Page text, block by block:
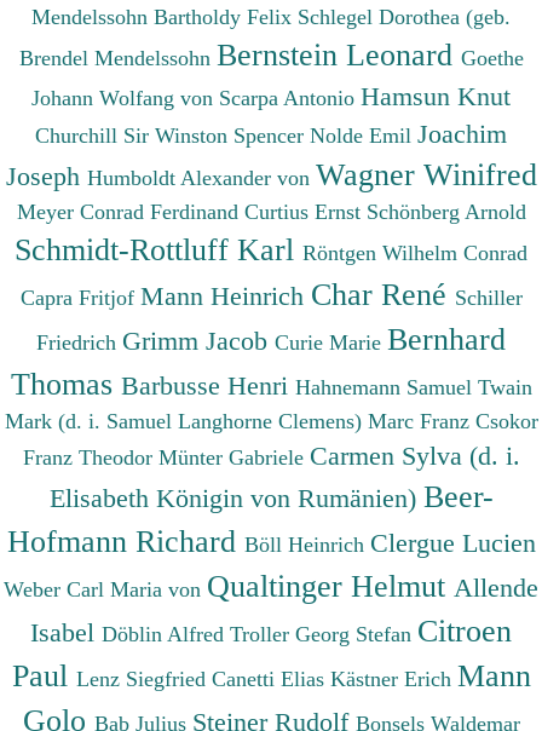
Mendelssohn Bartholdy Felix Schlegel Dorothea (geb.
Brendel Mendelssohn Bernstein Leonard Goethe
Johann Wolfang von Scarpa Antonio Hamsun Knut
Churchill Sir Winston Spencer Nolde Emil Joachim
Joseph Humboldt Alexander von Wagner Winifred
Meyer Conrad Ferdinand Curtius Ernst Schönberg Arnold
Schmidt-Rottluff Karl Röntgen Wilhelm Conrad
Capra Fritjof Mann Heinrich Char René Schiller
Friedrich Grimm Jacob Curie Marie Bernhard
Thomas Barbusse Henri Hahnemann Samuel Twain
Mark (d. i. Samuel Langhorne Clemens) Marc Franz Csokor
Franz Theodor Münter Gabriele Carmen Sylva (d. i.
Elisabeth Königin von Rumänien) Beer-
Hofmann Richard Böll Heinrich Clergue Lucien
Weber Carl Maria von Qualtinger Helmut Allende
Isabel Döblin Alfred Troller Georg Stefan Citroen
Paul Lenz Siegfried Canetti Elias Kästner Erich Mann
Golo Bab Julius Steiner Rudolf Bonsels Waldemar